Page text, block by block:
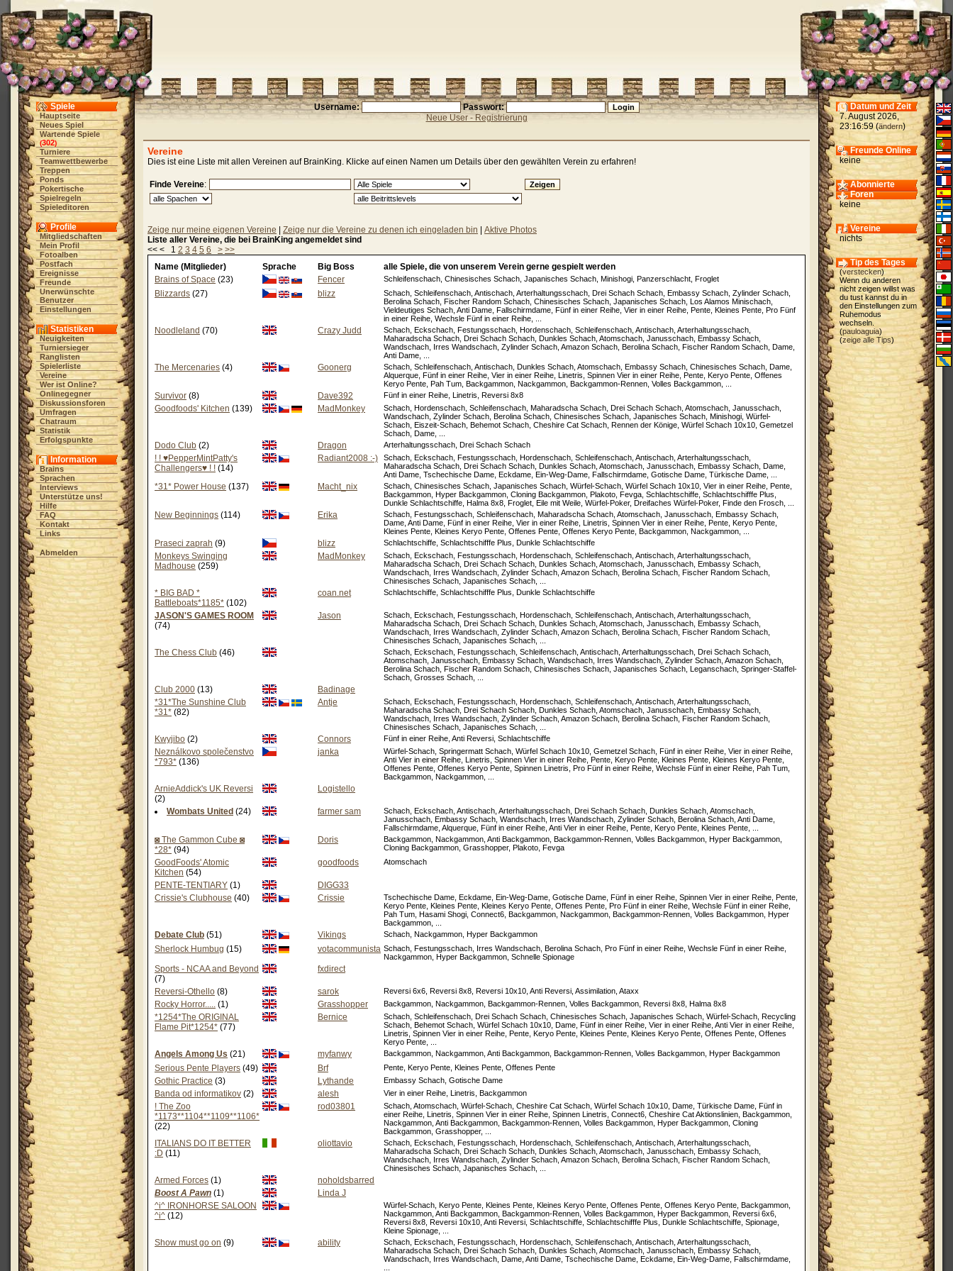
Spiele
Hauptseite
Neues Spiel
Wartende Spiele
(302)
Turniere
Teamwettbewerbe
Treppen
Ponds
Pokertische
Spielregeln
Spieleditoren
Profile
Mitgliedschaften
Mein Profil
Fotoalben
Postfach
Ereignisse
Freunde
Unerwünschte
Benutzer
Einstellungen
Statistiken
Neuigkeiten
Turniersieger
Ranglisten
Spielerliste
Vereine
Wer ist Online?
Onlinegegner
Diskussionsforen
Umfragen
Chatraum
Statistik
Erfolgspunkte
Information
Brains
Sprachen
Interviews
Unterstütze uns!
Hilfe
FAQ
Kontakt
Links
Abmelden
Username:
Passwort:
Neue User - Registrierung
Vereine
Dies ist eine Liste mit allen Vereinen auf BrainKing. Klicke auf einen Namen um Details über den gewählten Verein zu erfahren!
Finde Vereine:
Zeige nur meine eigenen Vereine Zeige nur die Vereine zu denen ich eingeladen bin
Aktive Photos
Liste aller Vereine, die bei BrainKing angemeldet sind
<< < 1 2 3 4 5 6 > >>
Name (Mitglieder)
Sprache Big Boss
alle Spiele, die von unserem Verein gerne gespielt werden
Brains of Space (23) Fencer Schleifenschach, Chinesisches Schach, Japanisches Schach, Minishogi, Panzerschlacht, Froglet
Blizzards (27) blizz
Schach, Schleifenschach, Antischach, Arterhaltungsschach, Drei Schach Schach, Embassy Schach, Zylinder Schach,
Berolina Schach, Fischer Random Schach, Chinesisches Schach, Japanisches Schach, Los Alamos Minischach,
Vieldeutiges Schach, Anti Dame, Fallschirmdame, Fünf in einer Reihe, Vier in einer Reihe, Pente, Kleines Pente, Pro Fünf
in einer Reihe, Wechsle Fünf in einer Reihe, ...
Noodleland (70) Crazy Judd
Schach, Eckschach, Festungsschach, Hordenschach, Schleifenschach, Antischach, Arterhaltungsschach,
Maharadscha Schach, Drei Schach Schach, Dunkles Schach, Atomschach, Janusschach, Embassy Schach,
Wandschach, Irres Wandschach, Zylinder Schach, Amazon Schach, Berolina Schach, Fischer Random Schach, Dame,
Anti Dame, ...
The Mercenaries (4) Goonerg
Schach, Schleifenschach, Antischach, Dunkles Schach, Atomschach, Embassy Schach, Chinesisches Schach, Dame,
Alquerque, Fünf in einer Reihe, Vier in einer Reihe, Linetris, Spinnen Vier in einer Reihe, Pente, Keryo Pente, Offenes
Keryo Pente, Pah Tum, Backgammon, Nackgammon, Backgammon-Rennen, Volles Backgammon, ...
Survivor (8) Dave392 Fünf in einer Reihe, Linetris, Reversi 8x8
Goodfoods' Kitchen (139) MadMonkey
Schach, Hordenschach, Schleifenschach, Maharadscha Schach, Drei Schach Schach, Atomschach, Janusschach,
Wandschach, Zylinder Schach, Berolina Schach, Chinesisches Schach, Japanisches Schach, Minishogi, Würfel-
Schach, Eiszeit-Schach, Behemot Schach, Cheshire Cat Schach, Rennen der Könige, Würfel Schach 10x10, Gemetzel
Schach, Dame, ...
Dodo Club (2) Dragon Arterhaltungsschach, Drei Schach Schach
! ! ♥PepperMintPatty's
Challengers♥ ! ! (14)
Radiant2008 :-)
Schach, Eckschach, Festungsschach, Hordenschach, Schleifenschach, Antischach, Arterhaltungsschach,
Maharadscha Schach, Drei Schach Schach, Dunkles Schach, Atomschach, Janusschach, Embassy Schach, Dame,
Anti Dame, Tschechische Dame, Eckdame, Ein-Weg-Dame, Fallschirmdame, Gotische Dame, Türkische Dame, ...
*31* Power House (137) Macht_nix
Schach, Chinesisches Schach, Japanisches Schach, Würfel-Schach, Würfel Schach 10x10, Vier in einer Reihe, Pente,
Backgammon, Hyper Backgammon, Cloning Backgammon, Plakoto, Fevga, Schlachtschiffe, Schlachtschifffe Plus,
Dunkle Schlachtschiffe, Halma 8x8, Froglet, Eile mit Weile, Würfel-Poker, Dreifaches Würfel-Poker, Finde den Frosch, ...
New Beginnings (114) Erika
Schach, Festungsschach, Schleifenschach, Maharadscha Schach, Atomschach, Janusschach, Embassy Schach,
Dame, Anti Dame, Fünf in einer Reihe, Vier in einer Reihe, Linetris, Spinnen Vier in einer Reihe, Pente, Keryo Pente,
Kleines Pente, Kleines Keryo Pente, Offenes Pente, Offenes Keryo Pente, Backgammon, Nackgammon, ...
Praseci zaprah (9) blizz Schlachtschiffe, Schlachtschifffe Plus, Dunkle Schlachtschiffe
Monkeys Swinging
Madhouse (259)
MadMonkey
Schach, Eckschach, Festungsschach, Hordenschach, Schleifenschach, Antischach, Arterhaltungsschach,
Maharadscha Schach, Drei Schach Schach, Dunkles Schach, Atomschach, Janusschach, Embassy Schach,
Wandschach, Irres Wandschach, Zylinder Schach, Amazon Schach, Berolina Schach, Fischer Random Schach,
Chinesisches Schach, Japanisches Schach, ...
* BIG BAD *
Battleboats*1185* (102)
coan.net Schlachtschiffe, Schlachtschifffe Plus, Dunkle Schlachtschiffe
JASON'S GAMES ROOM
(74)
Jason
Schach, Eckschach, Festungsschach, Hordenschach, Schleifenschach, Antischach, Arterhaltungsschach,
Maharadscha Schach, Drei Schach Schach, Dunkles Schach, Atomschach, Janusschach, Embassy Schach,
Wandschach, Irres Wandschach, Zylinder Schach, Amazon Schach, Berolina Schach, Fischer Random Schach,
Chinesisches Schach, Japanisches Schach, ...
The Chess Club (46)
Schach, Eckschach, Festungsschach, Schleifenschach, Antischach, Arterhaltungsschach, Drei Schach Schach,
Atomschach, Janusschach, Embassy Schach, Wandschach, Irres Wandschach, Zylinder Schach, Amazon Schach,
Berolina Schach, Fischer Random Schach, Chinesisches Schach, Japanisches Schach, Leganschach, Springer-Staffel-
Schach, Grosses Schach, ...
Club 2000 (13)
Badinage
*31*The Sunshine Club
*31* (82)
Antje
Schach, Eckschach, Festungsschach, Hordenschach, Schleifenschach, Antischach, Arterhaltungsschach,
Maharadscha Schach, Drei Schach Schach, Dunkles Schach, Atomschach, Janusschach, Embassy Schach,
Wandschach, Irres Wandschach, Zylinder Schach, Amazon Schach, Berolina Schach, Fischer Random Schach,
Chinesisches Schach, Japanisches Schach, ...
Kwyjibo (2) Connors Fünf in einer Reihe, Anti Reversi, Schlachtschiffe
Neználkovo společenstvo
*793* (136)
janka
Würfel-Schach, Springermatt Schach, Würfel Schach 10x10, Gemetzel Schach, Fünf in einer Reihe, Vier in einer Reihe,
Anti Vier in einer Reihe, Linetris, Spinnen Vier in einer Reihe, Pente, Keryo Pente, Kleines Pente, Kleines Keryo Pente,
Offenes Pente, Offenes Keryo Pente, Spinnen Linetris, Pro Fünf in einer Reihe, Wechsle Fünf in einer Reihe, Pah Tum,
Backgammon, Nackgammon, ...
ArnieAddick's UK Reversi
(2)
Logistello
Wombats United (24) farmer sam
Schach, Eckschach, Antischach, Arterhaltungsschach, Drei Schach Schach, Dunkles Schach, Atomschach,
Janusschach, Embassy Schach, Wandschach, Irres Wandschach, Zylinder Schach, Berolina Schach, Anti Dame,
Fallschirmdame, Alquerque, Fünf in einer Reihe, Anti Vier in einer Reihe, Pente, Keryo Pente, Kleines Pente, ...
◙ The Gammon Cube ◙
*28* (94)
Doris
Backgammon, Nackgammon, Anti Backgammon, Backgammon-Rennen, Volles Backgammon, Hyper Backgammon,
Cloning Backgammon, Grasshopper, Plakoto, Fevga
GoodFoods' Atomic
Kitchen (54)
goodfoods Atomschach
PENTE-TENTIARY (1)
DIGG33
Crissie's Clubhouse (40) Crissie
Tschechische Dame, Eckdame, Ein-Weg-Dame, Gotische Dame, Fünf in einer Reihe, Spinnen Vier in einer Reihe, Pente,
Keryo Pente, Kleines Pente, Kleines Keryo Pente, Offenes Pente, Pro Fünf in einer Reihe, Wechsle Fünf in einer Reihe,
Pah Tum, Hasami Shogi, Connect6, Backgammon, Nackgammon, Backgammon-Rennen, Volles Backgammon, Hyper
Backgammon, ...
Debate Club (51) Vikings Schach, Nackgammon, Hyper Backgammon
Sherlock Humbug (15) votacommunista Schach, Festungsschach, Irres Wandschach, Berolina Schach, Pro Fünf in einer Reihe, Wechsle Fünf in einer Reihe,
Nackgammon, Hyper Backgammon, Schnelle Spionage
Sports - NCAA and Beyond
(7)
fxdirect
Reversi-Othello (8) sarok Reversi 6x6, Reversi 8x8, Reversi 10x10, Anti Reversi, Assimilation, Ataxx
Rocky Horror..... (1) Grasshopper Backgammon, Nackgammon, Backgammon-Rennen, Volles Backgammon, Reversi 8x8, Halma 8x8
*1254*The ORIGINAL
Flame Pit*1254* (77)
Bernice
Schach, Schleifenschach, Drei Schach Schach, Chinesisches Schach, Japanisches Schach, Würfel-Schach, Recycling
Schach, Behemot Schach, Würfel Schach 10x10, Dame, Fünf in einer Reihe, Vier in einer Reihe, Anti Vier in einer Reihe,
Linetris, Spinnen Vier in einer Reihe, Pente, Keryo Pente, Kleines Pente, Kleines Keryo Pente, Offenes Pente, Offenes
Keryo Pente, ...
Angels Among Us (21) myfanwy Backgammon, Nackgammon, Anti Backgammon, Backgammon-Rennen, Volles Backgammon, Hyper Backgammon
Serious Pente Players (49) Brf Pente, Keryo Pente, Kleines Pente, Offenes Pente
Gothic Practice (3) Lythande Embassy Schach, Gotische Dame
Banda od informatikov (2) alesh Vier in einer Reihe, Linetris, Backgammon
! The Zoo
*1173**1104**1109**1106*
(22)
rod03801
Schach, Atomschach, Würfel-Schach, Cheshire Cat Schach, Würfel Schach 10x10, Dame, Türkische Dame, Fünf in
einer Reihe, Linetris, Spinnen Vier in einer Reihe, Spinnen Linetris, Connect6, Cheshire Cat Aktionslinien, Backgammon,
Nackgammon, Anti Backgammon, Backgammon-Rennen, Volles Backgammon, Hyper Backgammon, Cloning
Backgammon, Grasshopper, ...
ITALIANS DO IT BETTER
:D (11)
oliottavio
Schach, Eckschach, Festungsschach, Hordenschach, Schleifenschach, Antischach, Arterhaltungsschach,
Maharadscha Schach, Drei Schach Schach, Dunkles Schach, Atomschach, Janusschach, Embassy Schach,
Wandschach, Irres Wandschach, Zylinder Schach, Amazon Schach, Berolina Schach, Fischer Random Schach,
Chinesisches Schach, Japanisches Schach, ...
Armed Forces (1)
noholdsbarred
Boost A Pawn (1)
Linda J
^i^ IRONHORSE SALOON
^i^ (12)
Würfel-Schach, Keryo Pente, Kleines Pente, Kleines Keryo Pente, Offenes Pente, Offenes Keryo Pente, Backgammon,
Nackgammon, Anti Backgammon, Backgammon-Rennen, Volles Backgammon, Hyper Backgammon, Reversi 6x6,
Reversi 8x8, Reversi 10x10, Anti Reversi, Schlachtschiffe, Schlachtschifffe Plus, Dunkle Schlachtschiffe, Spionage,
Kleine Spionage, ...
Show must go on (9) ability
Schach, Eckschach, Festungsschach, Hordenschach, Schleifenschach, Antischach, Arterhaltungsschach,
Maharadscha Schach, Drei Schach Schach, Dunkles Schach, Atomschach, Janusschach, Embassy Schach,
Wandschach, Irres Wandschach, Dame, Anti Dame, Tschechische Dame, Eckdame, Ein-Weg-Dame, Fallschirmdame,
Datum und Zeit
7. August 2026,
23:16:59 (ändern)
Freunde Online
keine
Abonnierte
Foren
keine
Vereine
nichts
Tip des Tages
(verstecken)
Wenn du anderen
nicht zeigen willst was
du tust kannst du in
den Einstellungen zum
Ruhemodus
wechseln.
(pauloaguia)
(zeige alle Tips)